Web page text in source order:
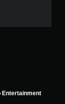
Entertainment